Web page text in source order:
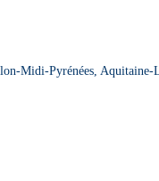
Midi-Pyrénées, Aquitaine-